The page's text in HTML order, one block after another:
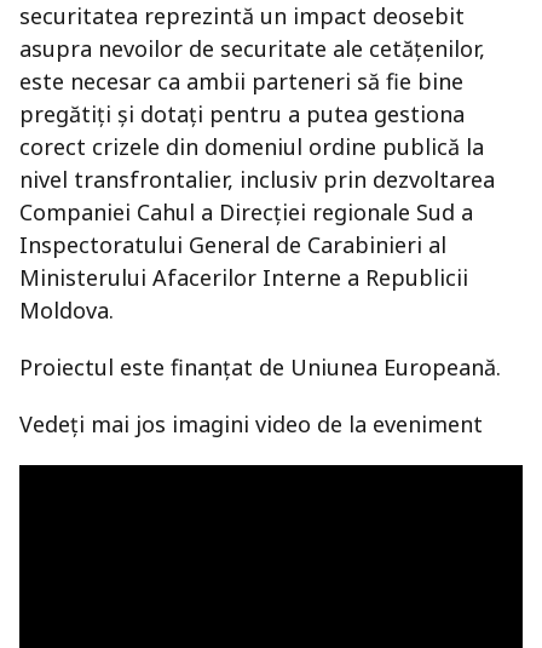
securitatea reprezintă un impact deosebit
asupra nevoilor de securitate ale cetățenilor,
este necesar ca ambii parteneri să fie bine
pregătiți și dotați pentru a putea gestiona
corect crizele din domeniul ordine publică la
nivel transfrontalier, inclusiv prin dezvoltarea
Companiei Cahul a Direcției regionale Sud a
Inspectoratului General de Carabinieri al
Ministerului Afacerilor Interne a Republicii
Moldova.
Proiectul este finanțat de Uniunea Europeană.
Vedeți mai jos imagini video de la eveniment